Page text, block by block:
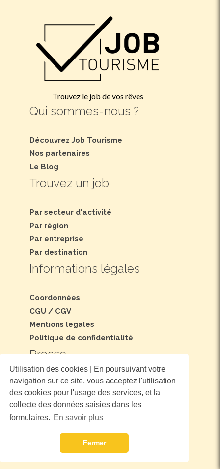
Utilisation des cookies | En poursuivant votre
navigation sur ce site, vous acceptez l'utilisation
des cookies pour l'usage des services, et la
collecte des données saisies dans les
formulaires. En savoir plus
Fermer
Trouvez le job de vos rêves
Qui sommes-nous ?
Découvrez Job Tourisme
Nos partenaires
Le Blog
Trouvez un job
Par secteur d'activité
Par région
Par entreprise
Par destination
Informations légales
Coordonnées
CGU / CGV
Mentions légales
Politique de confidentialité
Presse
Dossier et communiqué de presse
Nous suivre